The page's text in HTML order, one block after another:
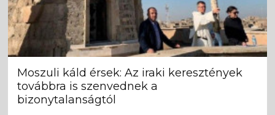
Moszuli káld érsek: Az iraki keresztények
továbbra is szenvednek a
bizonytalanságtól